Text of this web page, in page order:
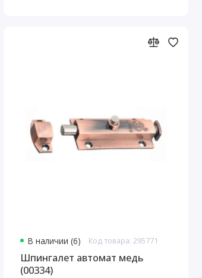
В наличии (6) Код товара: 295771
Шпингалет автомат медь
(00334)